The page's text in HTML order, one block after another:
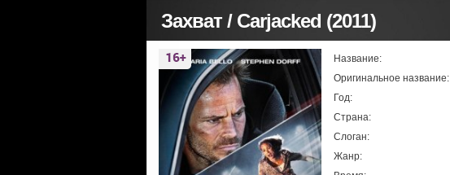
Захват / Carjacked (2011)
Название:
Оригинальное название:
Год:
Страна:
Слоган:
Жанр: